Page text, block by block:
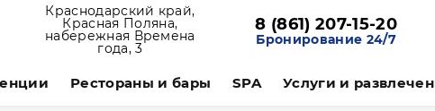
Краснодарский край,
Красная Поляна,
набережная Времена
года, 3
8 (861) 207-15-20
Бронирование 24/7
Рестораны и бары SPA Услуги и